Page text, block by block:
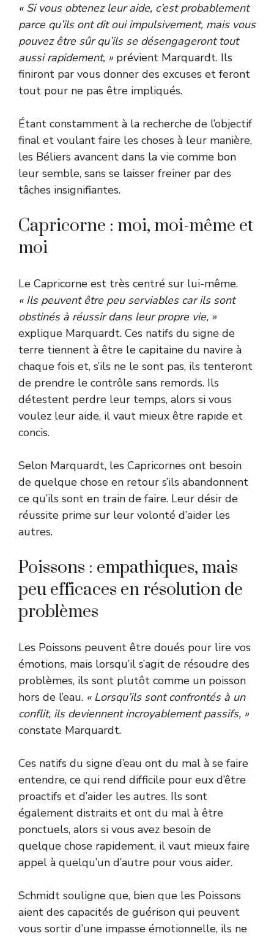
« Si vous obtenez leur aide, c’est probablement
parce qu’ils ont dit oui impulsivement, mais vous
pouvez être sûr qu’ils se désengageront tout
aussi rapidement, » prévient Marquardt. Ils
finiront par vous donner des excuses et feront
tout pour ne pas être impliqués.
Étant constamment à la recherche de l’objectif
final et voulant faire les choses à leur manière,
les Béliers avancent dans la vie comme bon
leur semble, sans se laisser freiner par des
tâches insignifiantes.
Capricorne : moi, moi-même et
moi
Le Capricorne est très centré sur lui-même.
« Ils peuvent être peu serviables car ils sont
obstinés à réussir dans leur propre vie, »
explique Marquardt. Ces natifs du signe de
terre tiennent à être le capitaine du navire à
chaque fois et, s’ils ne le sont pas, ils tenteront
de prendre le contrôle sans remords. Ils
détestent perdre leur temps, alors si vous
voulez leur aide, il vaut mieux être rapide et
concis.
Selon Marquardt, les Capricornes ont besoin
de quelque chose en retour s’ils abandonnent
ce qu’ils sont en train de faire. Leur désir de
réussite prime sur leur volonté d’aider les
autres.
Poissons : empathiques, mais
peu efficaces en résolution de
problèmes
Les Poissons peuvent être doués pour lire vos
émotions, mais lorsqu’il s’agit de résoudre des
problèmes, ils sont plutôt comme un poisson
hors de l’eau. « Lorsqu’ils sont confrontés à un
conflit, ils deviennent incroyablement passifs, »
constate Marquardt.
Ces natifs du signe d’eau ont du mal à se faire
entendre, ce qui rend difficile pour eux d’être
proactifs et d’aider les autres. Ils sont
également distraits et ont du mal à être
ponctuels, alors si vous avez besoin de
quelque chose rapidement, il vaut mieux faire
appel à quelqu’un d’autre pour vous aider.
Schmidt souligne que, bien que les Poissons
aient des capacités de guérison qui peuvent
vous sortir d’une impasse émotionnelle, ils ne